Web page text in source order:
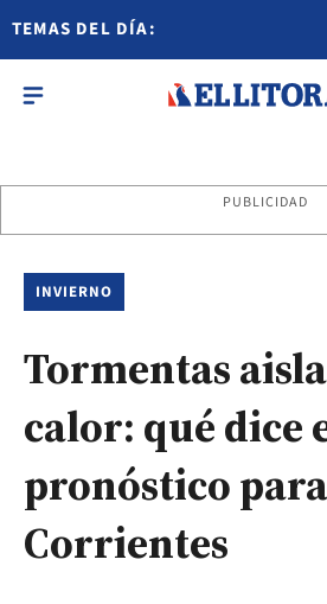
TEMAS DEL DÍA:
PUBLICIDAD
INVIERNO
Tormentas
calor: qué dice
pronóstico para
Corrientes